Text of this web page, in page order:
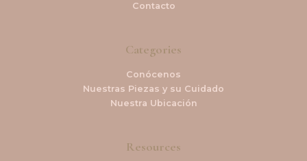
Contacto
Categories
Conócenos
Nuestras Piezas y su Cuidado
Nuestra Ubicación
Resources